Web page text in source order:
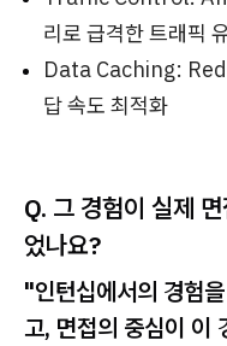
리로 급격한 트래픽
Data Caching:
답 속도 최적화
Q. 그 경험이 실제
었나요?
"인턴십에서의 경험
고, 면접의 중심이 이